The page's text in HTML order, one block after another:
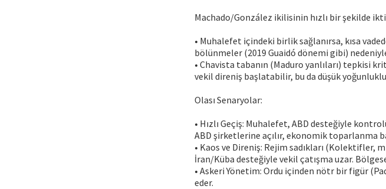
Machado/González ikilisinin hızlı bir şekilde
• Muhalefet içindeki birlik sağlanırsa, kısa
bölünmeler (2019 Guaidó dönemi gibi)
• Chavista tabanın (Maduro yanlıları) tepkisi
vekil direniş başlatabilir, bu da düşük yoğunluklu
Olası Senaryolar:
• Hızlı Geçiş: Muhalefet, ABD desteğiyle
ABD şirketlerine açılır, ekonomik toparlanma
• Kaos ve Direniş: Rejim sadıkları
İran/Küba desteğiyle vekil çatışma uzar.
• Askeri Yönetim: Ordu içinden nötr bir figür
eder.